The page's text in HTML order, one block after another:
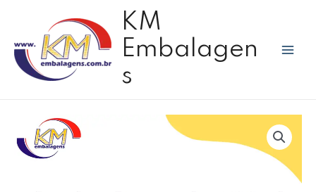
conteúdo
KM
Embalagen
s
Bandeja
alumínio
retangular